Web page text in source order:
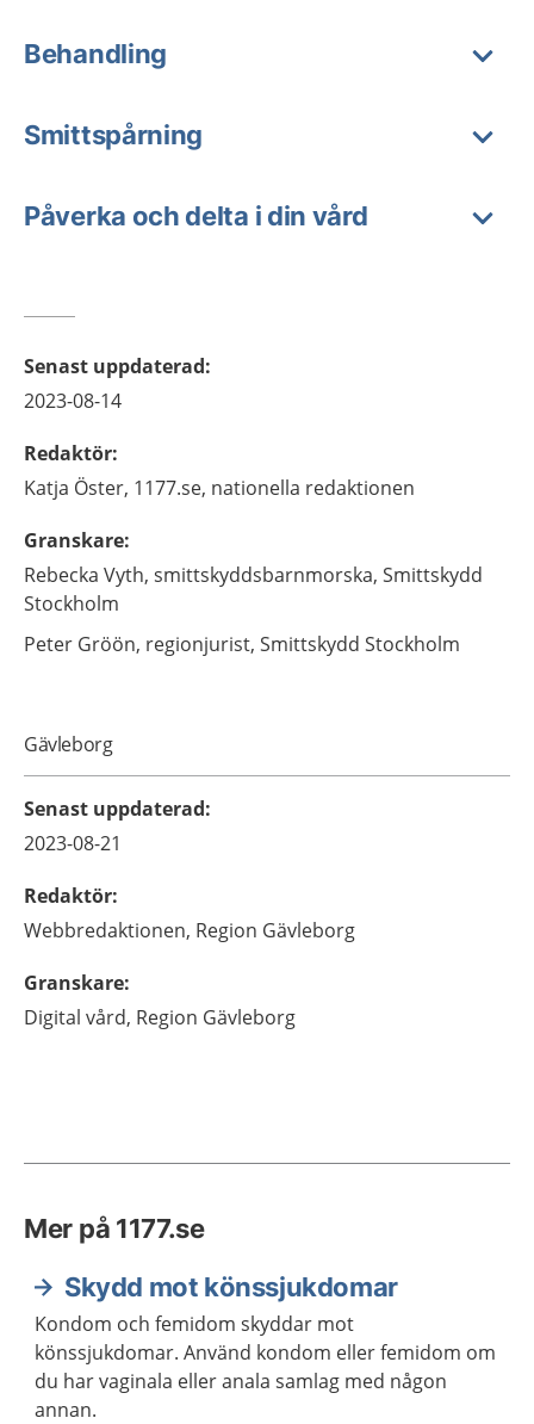
Behandling
Smittspårning
Påverka och delta i din vård
Senast uppdaterad:
2023-08-14
Redaktör:
Katja Öster, 1177.se, nationella redaktionen
Granskare:
Rebecka Vyth, smittskyddsbarnmorska, Smittskydd
Stockholm
Peter Gröön, regionjurist, Smittskydd Stockholm
Gävleborg
Senast uppdaterad:
2023-08-21
Redaktör:
Webbredaktionen, Region Gävleborg
Granskare:
Digital vård, Region Gävleborg
Mer på 1177.se
Skydd mot könssjukdomar
Kondom och femidom skyddar mot
könssjukdomar. Använd kondom eller femidom om
du har vaginala eller anala samlag med någon
annan.